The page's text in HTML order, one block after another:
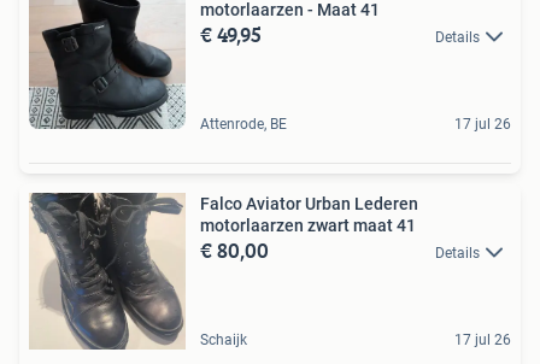
motorlaarzen - Maat 41
€ 49,95 Details
Attenrode, BE 17 jul 26
Falco Aviator Urban Lederen
motorlaarzen zwart maat 41
€ 80,00 Details
Schaijk 17 jul 26